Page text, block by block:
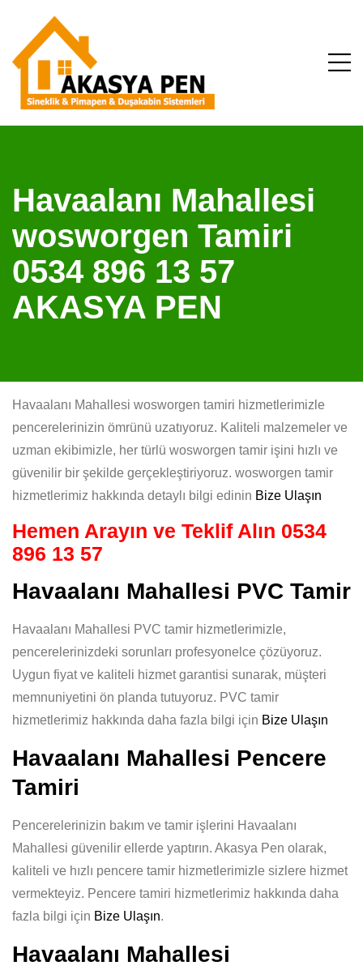
Havaalanı Mahallesi
wosworgen Tamiri
0534 896 13 57
AKASYA PEN
Havaalanı Mahallesi wosworgen tamiri hizmetlerimizle
pencerelerinizin ömrünü uzatıyoruz. Kaliteli malzemeler ve
uzman ekibimizle, her türlü wosworgen tamir işini hızlı ve
güvenilir bir şekilde gerçekleştiriyoruz. wosworgen tamir
hizmetlerimiz hakkında detaylı bilgi edinin Bize Ulaşın
Hemen Arayın ve Teklif Alın 0534
896 13 57
Havaalanı Mahallesi PVC Tamir
Havaalanı Mahallesi PVC tamir hizmetlerimizle,
pencerelerinizdeki sorunları profesyonelce çözüyoruz.
Uygun fiyat ve kaliteli hizmet garantisi sunarak, müşteri
memnuniyetini ön planda tutuyoruz. PVC tamir
hizmetlerimiz hakkında daha fazla bilgi için Bize Ulaşın
Havaalanı Mahallesi Pencere
Tamiri
Pencerelerinizin bakım ve tamir işlerini Havaalanı
Mahallesi güvenilir ellerde yaptırın. Akasya Pen olarak,
kaliteli ve hızlı pencere tamir hizmetlerimizle sizlere hizmet
vermekteyiz. Pencere tamiri hizmetlerimiz hakkında daha
fazla bilgi için Bize Ulaşın.
Havaalanı Mahallesi